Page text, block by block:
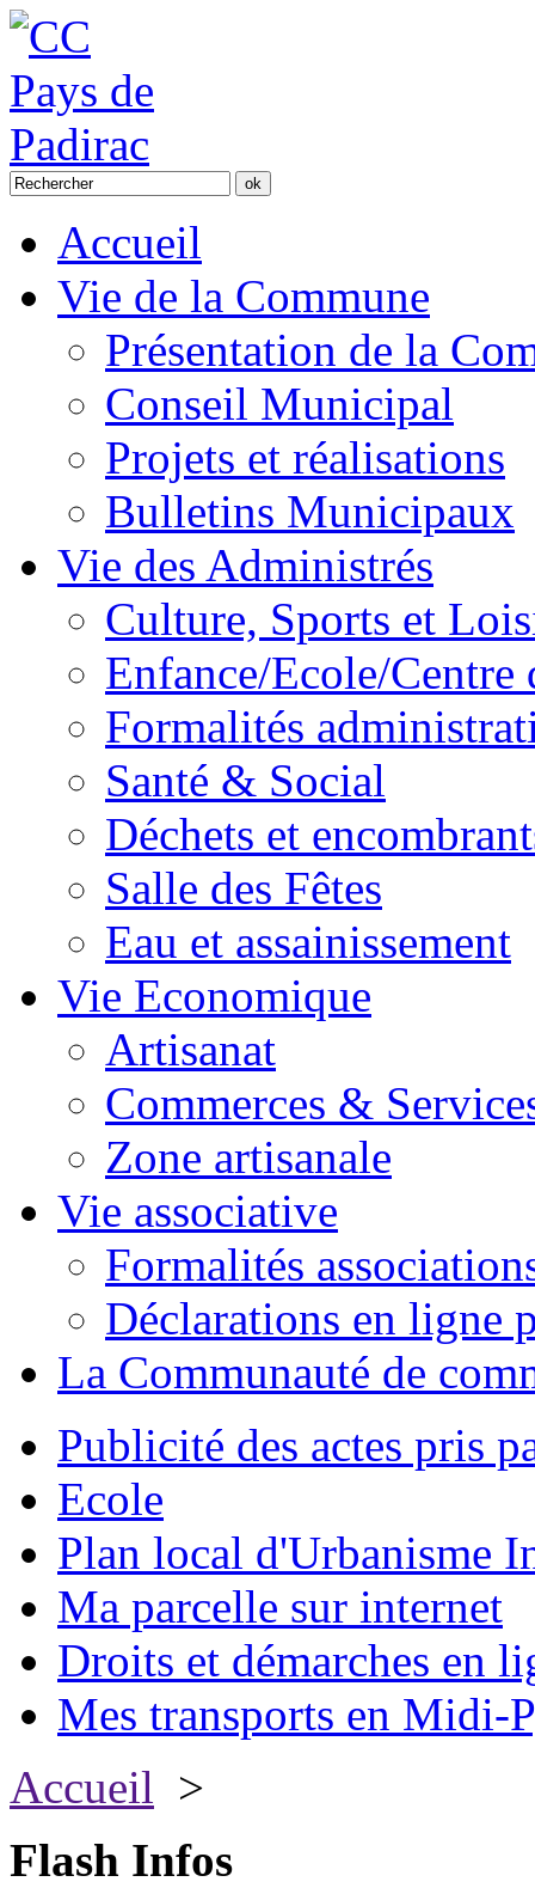
Accueil
Vie de la Commune
Présentation de la
Conseil Municipal
Projets et réalisations
Bulletins Municipaux
Vie des Administrés
Culture, Sports et
Enfance/Ecole/Centre
Formalités
Santé & Social
Déchets et
Salle des Fêtes
Eau et assainissement
Vie Economique
Artisanat
Commerces &
Zone artisanale
Vie associative
Formalités
Déclarations en ligne
La Communauté de
Publicité des actes pris
Ecole
Plan local d'Urbanisme
Ma parcelle sur internet
Droits et démarches en
Mes transports en Midi-
Accueil >
Flash Infos